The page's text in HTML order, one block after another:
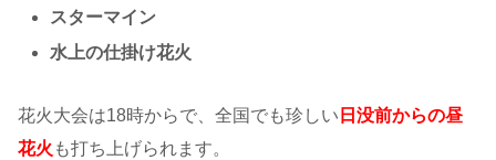
スターマイン
水上の仕掛け花火
花火大会は18時からで、全国でも珍しい 日没前からの昼
花火 も打ち上げられます。